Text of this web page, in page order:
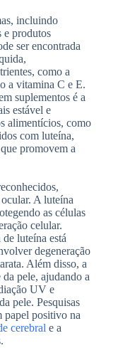
incluindo
e produtos
ser encontrada
como a
a vitamina C e E.
suplementos é a
estável e
alimentícios, como
com luteína,
promovem a
A luteína
as células
celular.
luteína está
degeneração
Além disso, a
pele, ajudando a
UV e
pele. Pesquisas
papel positivo na
cerebral e a